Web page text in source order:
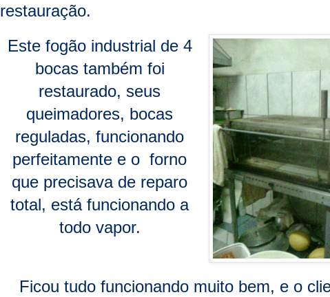
restauração.
Este fogão industrial de 4
bocas também foi
restaurado, seus
queimadores, bocas
reguladas, funcionando
perfeitamente e o forno
que precisava de reparo
total, está funcionando a
todo vapor.
Ficou tudo funcionando muito bem, e o